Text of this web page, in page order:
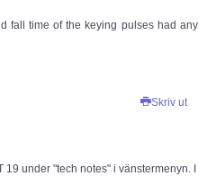
fall time of the keying pulses had any
Skriv ut
under "tech notes" i vänstermenyn. I